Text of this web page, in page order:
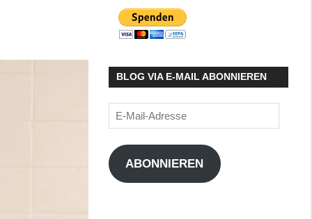
BLOG VIA E-MAIL ABONNIEREN
E-
Mail-
Adresse
ABONNIEREN